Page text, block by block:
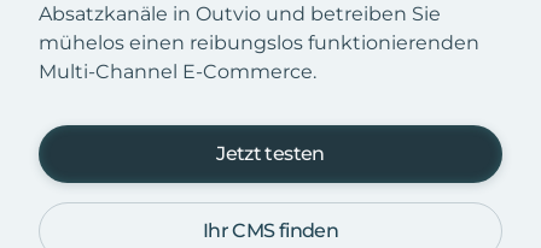
Absatzkanäle in Outvio und betreiben Sie
mühelos einen reibungslos funktionierenden
Multi-Channel E-Commerce.
Jetzt testen
Ihr CMS finden